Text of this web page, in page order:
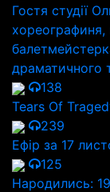
Гостя студії
хореографиня,
драматичного
138
Tears Of
239
Ефір за 17
125
Народились: